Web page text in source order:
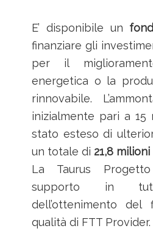
E’ disponibile un
finanziare gli
per il
energetica o la
rinnovabile.
inizialmente pari a 15
stato esteso di
un totale di 21,8
La Taurus
supporto in
dell’ottenimento del
qualità di FTT Provider.